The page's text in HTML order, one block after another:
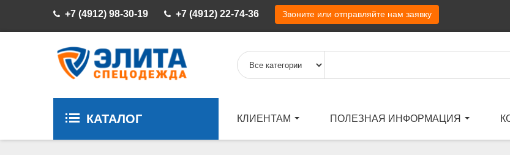
+7 (4912) 98-30-19 +7 (4912) 22-74-36 Звоните или отправляйте нам заявку
КАТАЛОГ КЛИЕНТАМ ПОЛЕЗНАЯ ИНФОРМАЦИЯ